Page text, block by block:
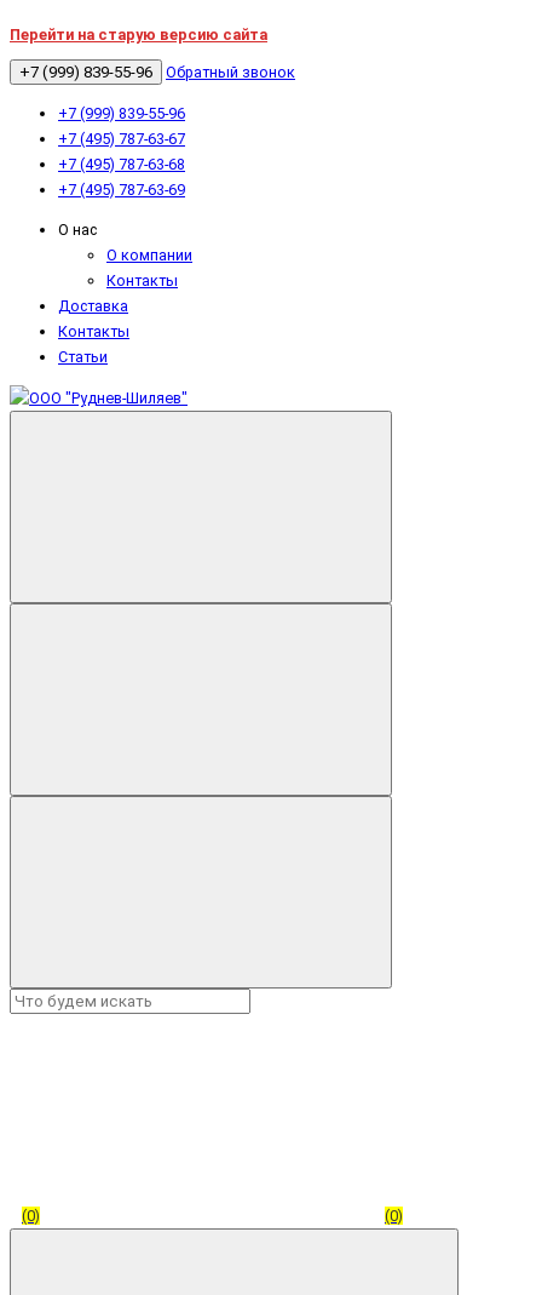
Перейти на старую версию сайта
+7 (999) 839-55-96 Обратный звонок
+7 (999) 839-55-96
+7 (495) 787-63-67
+7 (495) 787-63-68
+7 (495) 787-63-69
О нас
О компании
Контакты
Доставка
Контакты
Статьи
(0) (0)